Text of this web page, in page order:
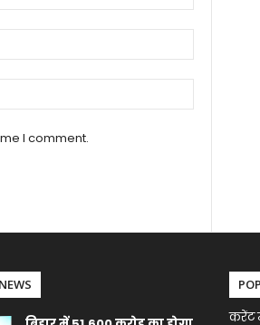
I comment.
करेंट